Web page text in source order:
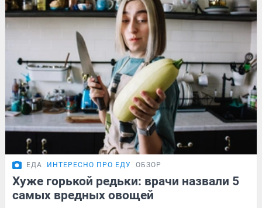
ЕДА ИНТЕРЕСНО ПРО ЕДУ ОБЗОР
Хуже горькой редьки: врачи назвали 5
самых вредных овощей